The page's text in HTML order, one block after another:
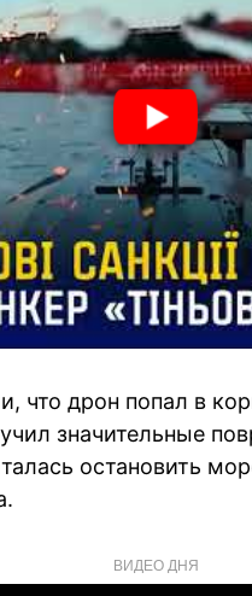
что дрон попал в
значительные
остановить
ВИДЕО ДНЯ